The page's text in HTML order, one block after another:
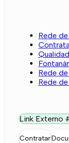
Rede
Rede
Rede
Link Externo
Contratar